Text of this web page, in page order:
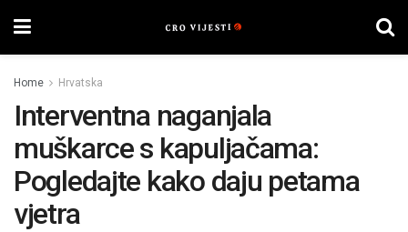
Home Hrvatska
Interventna naganjala
muškarce s kapuljačama:
Pogledajte kako daju petama
vjetra